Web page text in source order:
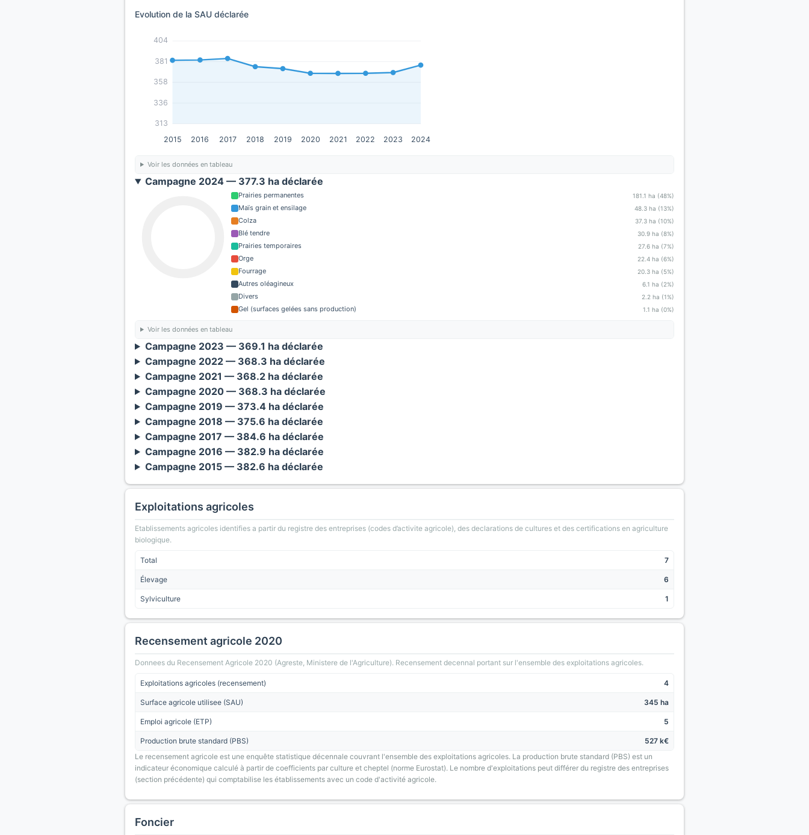
Evolution de la SAU déclarée
313
336
358
381
404
2015 2016 2017 2018 2019 2020 2021 2022 2023 2024
Voir les données en tableau
Campagne 2024 — 377.3 ha déclarée
Prairies permanentes 181.1 ha (48%)
Maïs grain et ensilage 48.3 ha (13%)
Colza 37.3 ha (10%)
Blé tendre 30.9 ha (8%)
Prairies temporaires 27.6 ha (7%)
Orge 22.4 ha (6%)
Fourrage 20.3 ha (5%)
Autres oléagineux 6.1 ha (2%)
Divers 2.2 ha (1%)
Gel (surfaces gelées sans production) 1.1 ha (0%)
Voir les données en tableau
Campagne 2023 — 369.1 ha déclarée
Campagne 2022 — 368.3 ha déclarée
Campagne 2021 — 368.2 ha déclarée
Campagne 2020 — 368.3 ha déclarée
Campagne 2019 — 373.4 ha déclarée
Campagne 2018 — 375.6 ha déclarée
Campagne 2017 — 384.6 ha déclarée
Campagne 2016 — 382.9 ha déclarée
Campagne 2015 — 382.6 ha déclarée
Exploitations agricoles
Etablissements agricoles identifies a partir du registre des entreprises (codes d’activite agricole), des declarations de cultures et des certifications en agriculture
biologique.
Total 7
Élevage 6
Sylviculture 1
Recensement agricole 2020
Donnees du Recensement Agricole 2020 (Agreste, Ministere de l'Agriculture). Recensement decennal portant sur l'ensemble des exploitations agricoles.
Exploitations agricoles (recensement) 4
Surface agricole utilisee (SAU) 345 ha
Emploi agricole (ETP) 5
Production brute standard (PBS)
527 k€
Le recensement agricole est une enquête statistique décennale couvrant l'ensemble des exploitations agricoles. La production brute standard (PBS) est un
indicateur économique calculé à partir de coefficients par culture et cheptel (norme Eurostat). Le nombre d'exploitations peut différer du registre des entreprises
(section précédente) qui comptabilise les établissements avec un code d'activité agricole.
Foncier